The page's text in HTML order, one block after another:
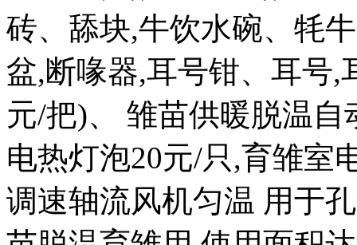
砖、舔块,牛饮水碗、牦
盆,断喙器,耳号钳、耳号,
元/把)、 雏苗供暖脱温
电热灯泡20元/只,育雏室
调速轴流风机匀温 用于